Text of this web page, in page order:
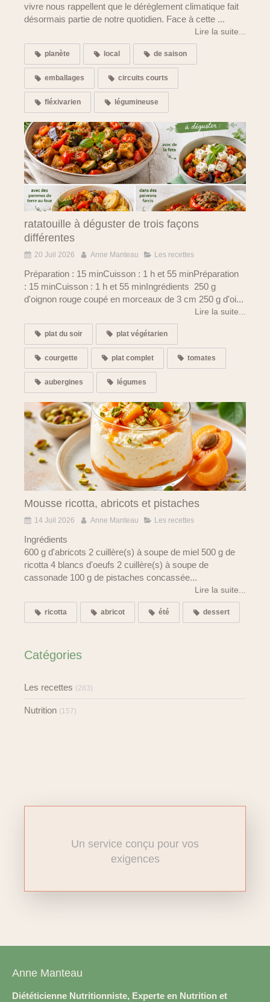
vivre nous rappellent que le dérèglement climatique fait
désormais partie de notre quotidien. Face à cette ...
Lire la suite...
planète local de saison
emballages circuits courts
fléxivarien légumineuse
ratatouille à déguster de trois façons
différentes
20 Juil 2026 Anne Manteau Les recettes
Préparation : 15 minCuisson : 1 h et 55 minPréparation
: 15 minCuisson : 1 h et 55 minIngrédients 250 g
d'oignon rouge coupé en morceaux de 3 cm 250 g d'oi...
Lire la suite...
plat du soir plat végétarien
courgette plat complet tomates
aubergines légumes
Mousse ricotta, abricots et pistaches
14 Juil 2026 Anne Manteau Les recettes
Ingrédients
600 g d'abricots 2 cuillère(s) à soupe de miel 500 g de
ricotta 4 blancs d'oeufs 2 cuillère(s) à soupe de
cassonade 100 g de pistaches concassée...
Lire la suite...
ricotta abricot été dessert
Catégories
Les recettes (283)
Nutrition (157)
Un service conçu pour vos
exigences
Anne Manteau
Diététicienne Nutritionniste, Experte en Nutrition et